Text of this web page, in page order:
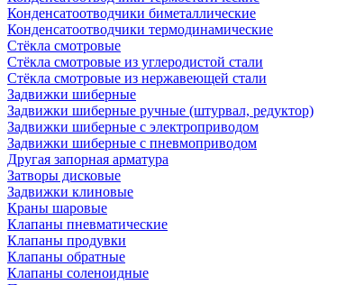
Конденсатоотводчики биметаллические
Конденсатоотводчики термодинамические
Стёкла смотровые
Стёкла смотровые из углеродистой стали
Стёкла смотровые из нержавеющей стали
Задвижки шиберные
Задвижки шиберные ручные (штурвал, редуктор)
Задвижки шиберные с электроприводом
Задвижки шиберные с пневмоприводом
Другая запорная арматура
Затворы дисковые
Задвижки клиновые
Краны шаровые
Клапаны пневматические
Клапаны продувки
Клапаны обратные
Клапаны соленоидные